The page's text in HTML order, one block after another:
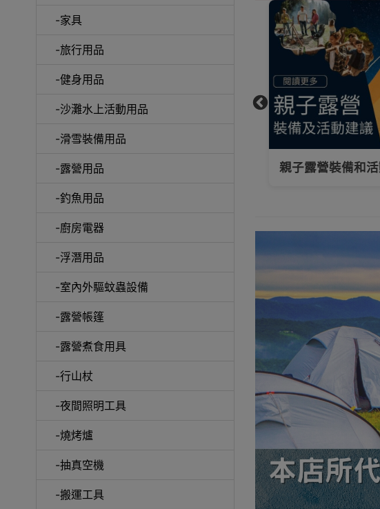
-家具
-旅行用品
-健身用品
-沙灘水上活動用品
-滑雪裝備用品
-露營用品
-釣魚用品
-廚房電器
-浮潛用品
-室內外驅蚊蟲設備
-露營帳篷
-露營煮食用具
-行山杖
-夜間照明工具
-燒烤爐
-抽真空機
-搬運工具
抽真空機 搬
戶外睡墊 吊
露營工具及配件
毛巾及浴巾 上班/
拆解: 尋找屬於你的行山杖 親子露營裝備和